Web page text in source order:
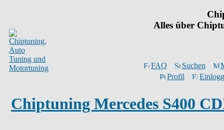
Alles über
FAQ Suchen
Profil
Chiptuning Mercedes S400